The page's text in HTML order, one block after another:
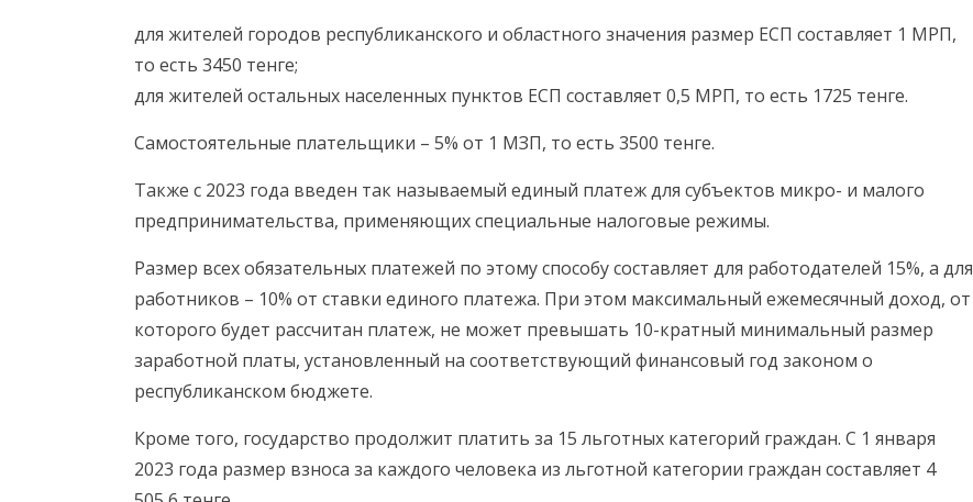
для жителей городов республиканского и областного значения размер ЕСП составляет 1 МРП,
то есть 3450 тенге;
для жителей остальных населенных пунктов ЕСП составляет 0,5 МРП, то есть 1725 тенге.
Самостоятельные плательщики – 5% от 1 МЗП, то есть 3500 тенге.
Также с 2023 года введен так называемый единый платеж для субъектов микро- и малого
предпринимательства, применяющих специальные налоговые режимы.
Размер всех обязательных платежей по этому способу составляет для работодателей 15%, а для
работников – 10% от ставки единого платежа. При этом максимальный ежемесячный доход, от
которого будет рассчитан платеж, не может превышать 10-кратный минимальный размер
заработной платы, установленный на соответствующий финансовый год законом о
республиканском бюджете.
Кроме того, государство продолжит платить за 15 льготных категорий граждан. С 1 января
2023 года размер взноса за каждого человека из льготной категории граждан составляет 4